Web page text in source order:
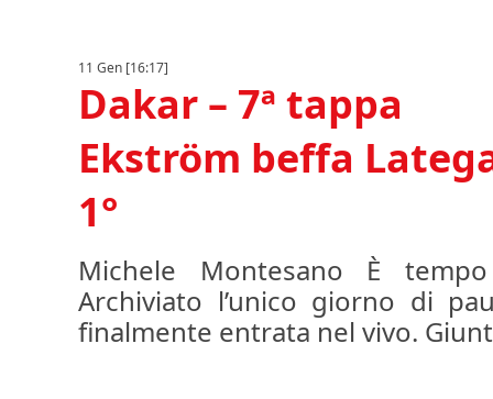
11 Gen [16:17]
Dakar – 7ª tappa
Ekström beffa
1°
Michele Montesano È
Archiviato l’unico giorno di
finalmente entrata nel vivo.